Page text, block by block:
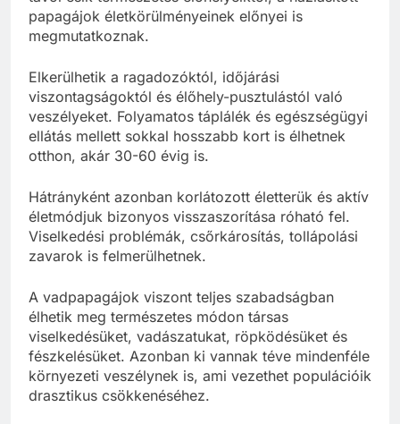
papagájok életkörülményeinek előnyei is
megmutatkoznak.
Elkerülhetik a ragadozóktól, időjárási
viszontagságoktól és élőhely-pusztulástól való
veszélyeket. Folyamatos táplálék és egészségügyi
ellátás mellett sokkal hosszabb kort is élhetnek
otthon, akár 30-60 évig is.
Hátrányként azonban korlátozott életterük és aktív
életmódjuk bizonyos visszaszorítása róható fel.
Viselkedési problémák, csőrkárosítás, tollápolási
zavarok is felmerülhetnek.
A vadpapagájok viszont teljes szabadságban
élhetik meg természetes módon társas
viselkedésüket, vadászatukat, röpködésüket és
fészkelésüket. Azonban ki vannak téve mindenféle
környezeti veszélynek is, ami vezethet populációik
drasztikus csökkenéséhez.